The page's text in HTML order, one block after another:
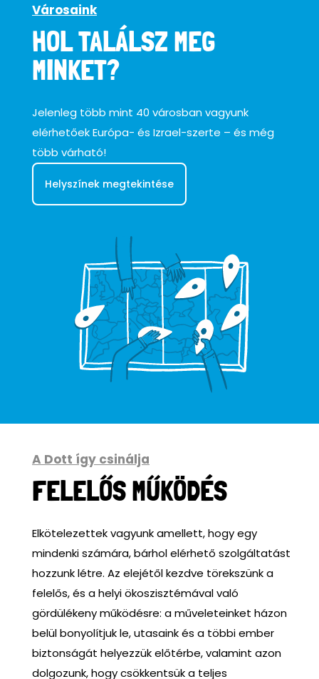
Városaink
HOL TALÁLSZ MEG
MINKET?
Jelenleg több mint 40 városban vagyunk
elérhetőek Európa- és Izrael-szerte – és még
több várható!
Helyszínek megtekintése
A Dott így csinálja
FELELŐS MŰKÖDÉS
Elkötelezettek vagyunk amellett, hogy egy
mindenki számára, bárhol elérhető szolgáltatást
hozzunk létre. Az elejétől kezdve törekszünk a
felelős, és a helyi ökoszisztémával való
gördülékeny működésre: a műveleteinket házon
belül bonyolítjuk le, utasaink és a többi ember
biztonságát helyezzük előtérbe, valamint azon
dolgozunk, hogy csökkentsük a teljes